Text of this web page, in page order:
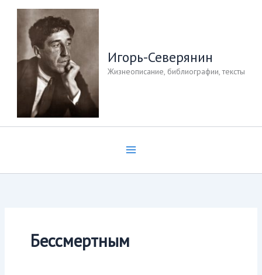
Перейти
содержимому
Игорь-Северянин
Жизнеописание, библиографии, тексты
Бессмертным